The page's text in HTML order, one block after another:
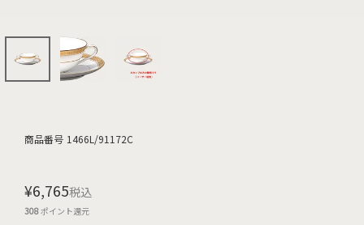
商品番号 1466L/91172C
¥6,765税込
308ポイント還元